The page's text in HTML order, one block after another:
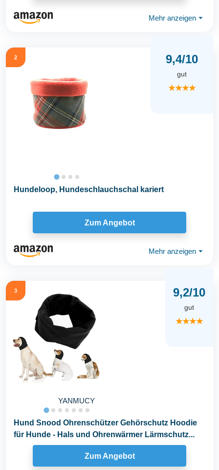
Mehr anzeigen ⏷
2 9,4/10
gut
★★★★
Hundeloop, Hundeschlauchschal kariert
Zum Angebot
Mehr anzeigen ⏷
3
YANMUCY
9,2/10
gut
★★★★
Hund Snood Ohrenschützer Gehörschutz Hoodie
für Hunde - Hals und Ohrenwärmer Lärmschutz...
Zum Angebot